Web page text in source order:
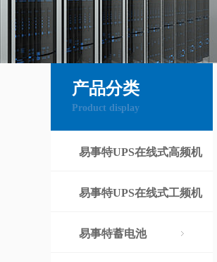
产品分类
Product display
易事特UPS在线式高频机
易事特UPS在线式工频机
易事特蓄电池